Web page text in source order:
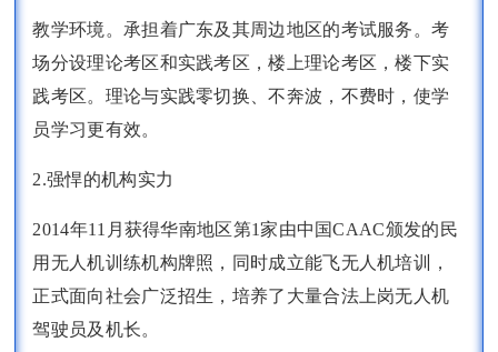
教学环境。承担着广东及其周边地区的考试服务。考
场分设理论考区和实践考区，楼上理论考区，楼下实
践考区。理论与实践零切换、不奔波，不费时，使学
员学习更有效。
2.强悍的机构实力
2014年11月获得华南地区第1家由中国CAAC颁发的民
用无人机训练机构牌照，同时成立能飞无人机培训，
正式面向社会广泛招生，培养了大量合法上岗无人机
驾驶员及机长。